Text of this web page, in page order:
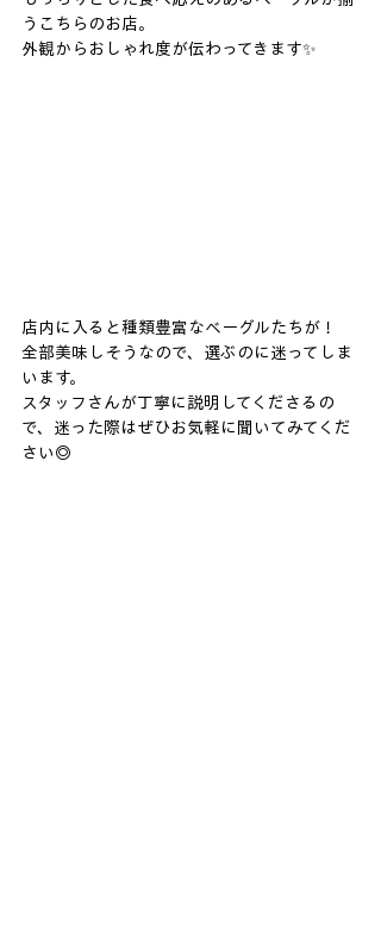
うこちらのお店。
外観からおしゃれ度が伝わってきます✨
店内に入ると種類豊富なベーグルたちが！
全部美味しそうなので、選ぶのに迷ってしま
います。
スタッフさんが丁寧に説明してくださるの
で、迷った際はぜひお気軽に聞いてみてくだ
さい◎